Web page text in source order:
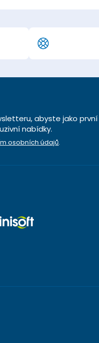
abyste jako
nabídky.
osobních údajů.